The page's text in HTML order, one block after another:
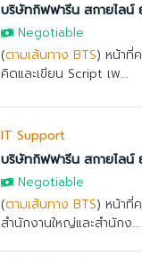
บริษัทกิฟฟารีน สกายไลน์
Negotiable
(ตามเส้นทาง BTS) หน้าที่
คิดและเขียน Script เพ...
IT Support
บริษัทกิฟฟารีน สกายไลน์
Negotiable
(ตามเส้นทาง BTS) หน้าที่
สำนักงานใหญ่และสำนักง...